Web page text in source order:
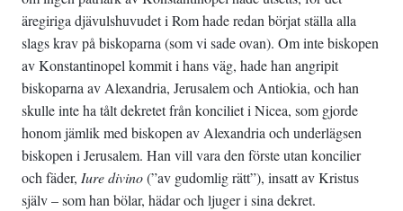
äregiriga djävulshuvudet i Rom hade redan börjat ställa alla
slags krav på biskoparna (som vi sade ovan). Om inte biskopen
av Konstantinopel kommit i hans väg, hade han angripit
biskoparna av Alexandria, Jerusalem och Antiokia, och han
skulle inte ha tålt dekretet från konciliet i Nicea, som gjorde
honom jämlik med biskopen av Alexandria och underlägsen
biskopen i Jerusalem. Han vill vara den förste utan koncilier
och fäder, Iure divino(”av gudomlig rätt”), insatt av Kristus
själv – som han bölar, hädar och ljuger i sina dekret.